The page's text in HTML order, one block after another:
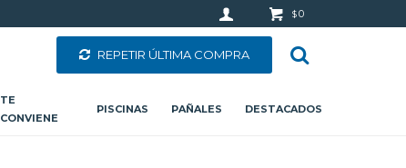
TE
CONVIENE
PISCINAS PAÑALES DESTACADOS
REPETIR ÚLTIMA COMPRA
$0